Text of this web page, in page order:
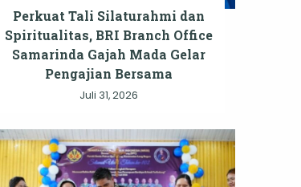
Perkuat Tali Silaturahmi dan
Spiritualitas, BRI Branch Office
Samarinda Gajah Mada Gelar
Pengajian Bersama
Juli 31, 2026